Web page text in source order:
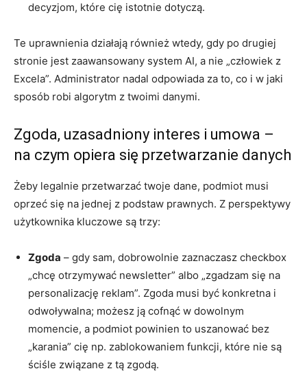
decyzjom, które cię istotnie dotyczą.
Te uprawnienia działają również wtedy, gdy po drugiej
stronie jest zaawansowany system AI, a nie „człowiek z
Excela”. Administrator nadal odpowiada za to, co i w jaki
sposób robi algorytm z twoimi danymi.
Zgoda, uzasadniony interes i umowa –
na czym opiera się przetwarzanie danych
Żeby legalnie przetwarzać twoje dane, podmiot musi
oprzeć się na jednej z podstaw prawnych. Z perspektywy
użytkownika kluczowe są trzy:
Zgoda – gdy sam, dobrowolnie zaznaczasz checkbox
„chcę otrzymywać newsletter” albo „zgadzam się na
personalizację reklam”. Zgoda musi być konkretna i
odwoływalna; możesz ją cofnąć w dowolnym
momencie, a podmiot powinien to uszanować bez
„karania” cię np. zablokowaniem funkcji, które nie są
ściśle związane z tą zgodą.